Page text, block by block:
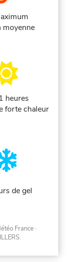
moyenne
heures
forte chaleur
de gel
France ·